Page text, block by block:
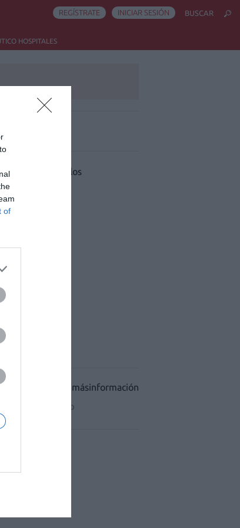
of
HOSPITALES
REGÍSTRATE INICIAR SESIÓN BUSCAR
artículos
CONDICIONES DE USO